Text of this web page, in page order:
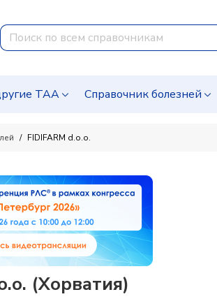
ТАА Справочник болезней
FIDIFARM d.o.o.
(Хорватия)